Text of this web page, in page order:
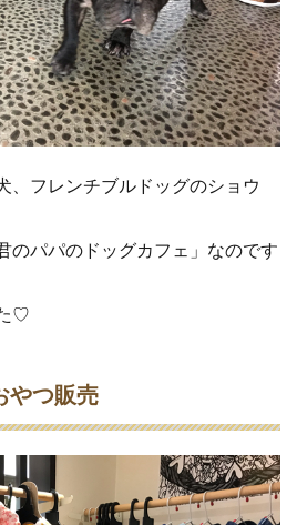
、フレンチブルドッグのショウ
のパパのドッグカフェ」なのです
♡
やつ販売